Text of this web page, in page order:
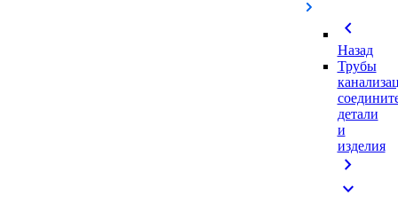
chevron_left
Назад
Трубы
детали
и
изделия
chevron_right
expand_more